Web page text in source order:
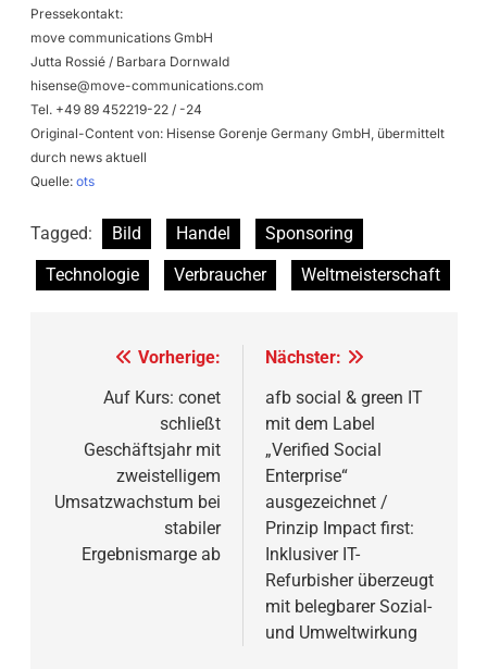
Pressekontakt:
move communications GmbH
Jutta Rossié / Barbara Dornwald
hisense@move-communications.com
Tel. +49 89 452219-22 / -24
Original-Content von: Hisense Gorenje Germany GmbH, übermittelt
durch news aktuell
Quelle: ots
Tagged: Bild Handel
Sponsoring
Technologie
Verbraucher Weltmeisterschaft
Beitragsnavigation
Vorherige:
Auf Kurs: conet
schließt
Geschäftsjahr mit
zweistelligem
Umsatzwachstum bei
stabiler
Ergebnismarge ab
Nächster:
afb social & green IT
mit dem Label
„Verified Social
Enterprise“
ausgezeichnet /
Prinzip Impact first:
Inklusiver IT-
Refurbisher überzeugt
mit belegbarer Sozial-
und Umweltwirkung